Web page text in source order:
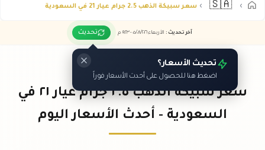
🇸🇦 سعر سبيكة الذهب 2.5 جرام عيار 21 في السعودية
آخر تحديث : الأربعاء ٠٥ /٠٨/٢٠٢٦ - ٠٩:٢٣ م تحديث
تحديث الأسعار؟
اضغط هنا للحصول على أحدث الأسعار فوراً
سعر سبيكة الذهب ٢.٥ جرام عيار ٢١ في
السعودية - أحدث الأسعار اليوم